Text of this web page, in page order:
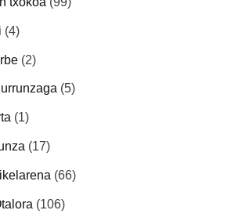
(4)
(2)
(5)
(1)
(17)
(66)
(106)